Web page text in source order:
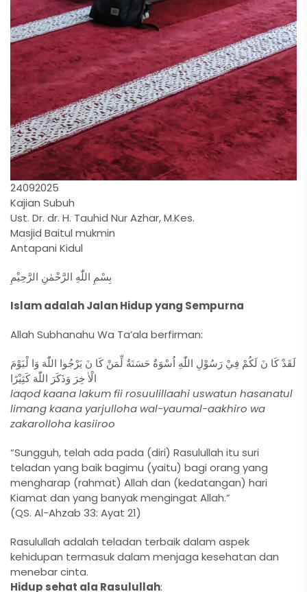
24092025
Kajian Subuh
Ust. Dr. dr. H. Tauhid Nur Azhar, M.Kes.
Masjid Baitul mukmin
Antapani Kidul
بِسْمِ اللّٰهِ الرَّحْمٰنِ الرَّحِيْمِ
Islam adalah Jalan Hidup yang Sempurna
Allah Subhanahu Wa Ta’ala berfirman:
لَقَدْ كَا نَ لَكُمْ فِيْ رَسُوْلِ اللّٰهِ اُسْوَةٌ حَسَنَةٌ لِّمَنْ كَا نَ يَرْجُوا اللّٰهَ وَا لْيَوْمَ
laqod kaana lakum fii rosuulillaahi uswatun hasanatul
limang kaana yarjulloha wal-yaumal-aakhiro wa
zakarolloha kasiiroo
“Sungguh, telah ada pada (diri) Rasulullah itu suri
teladan yang baik bagimu (yaitu) bagi orang yang
mengharap (rahmat) Allah dan (kedatangan) hari
Kiamat dan yang banyak mengingat Allah.”
(QS. Al-Ahzab 33: Ayat 21)
Rasulullah adalah teladan terbaik dalam aspek
kehidupan termasuk dalam menjaga kesehatan dan
menebar cinta.
Hidup sehat ala Rasulullah: